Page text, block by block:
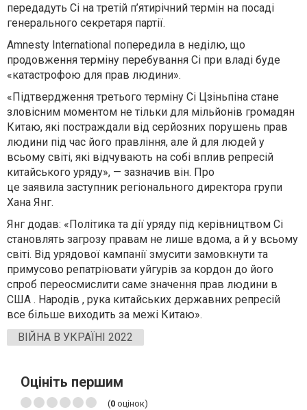
передадуть Сі на третій п’ятирічний термін на посаді
генерального секретаря партії.
Amnesty International попередила в неділю, що
продовження терміну перебування Сі при владі буде
«катастрофою для прав людини».
«Підтвердження третього терміну Сі Цзіньпіна стане
зловісним моментом не тільки для мільйонів громадян
Китаю, які постраждали від серйозних порушень прав
людини під час його правління, але й для людей у ​​
всьому світі, які відчувають на собі вплив репресій
китайського уряду», — зазначив він. Про
це заявила заступник регіонального директора групи
Хана Янг.
Янг додав: «Політика та дії уряду під керівництвом Сі
становлять загрозу правам не лише вдома, а й у всьому
світі. Від урядової кампанії змусити замовкнути та
примусово репатріювати уйгурів за кордон до його
спроб переосмислити саме значення прав людини в
США . Народів , рука китайських державних репресій
все більше виходить за межі Китаю».
ВІЙНА В УКРАЇНІ 2022
Оцініть першим
(0 оцінок)